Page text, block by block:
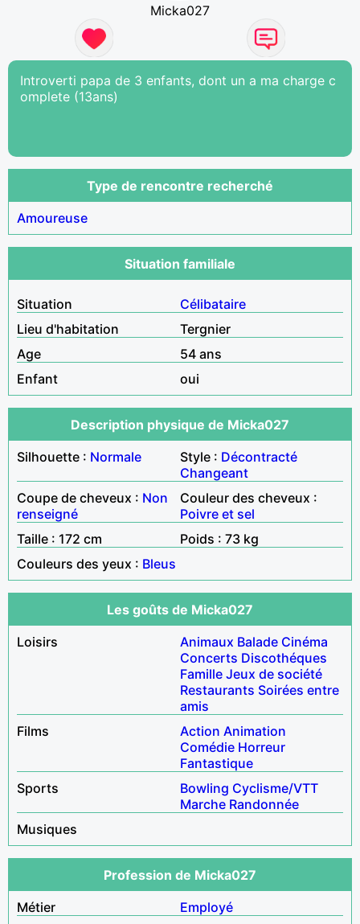
Micka027
Introverti papa de 3 enfants, dont un a ma charge c
omplete (13ans)
Type de rencontre recherché
Amoureuse
Situation familiale
Situation
Célibataire
Lieu d'habitation
Tergnier
Age
54 ans
Enfant
oui
Description physique de Micka027
Silhouette : Normale Style : Décontracté
Changeant
Coupe de cheveux : Non
renseigné
Couleur des cheveux :
Poivre et sel
Taille : 172 cm
Poids : 73 kg
Couleurs des yeux : Bleus
Les goûts de Micka027
Loisirs
Animaux Balade Cinéma
Concerts Discothéques
Famille Jeux de société
Restaurants Soirées entre
amis
Films
Action Animation
Comédie Horreur
Fantastique
Sports
Bowling Cyclisme/VTT
Marche Randonnée
Musiques
Profession de Micka027
Métier
Employé